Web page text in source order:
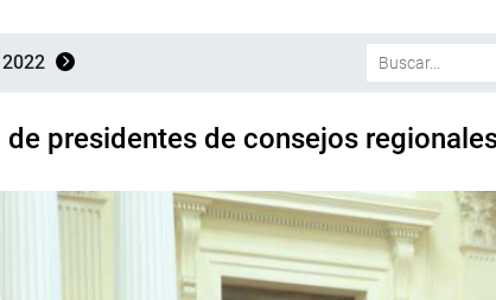
de presidentes de consejos